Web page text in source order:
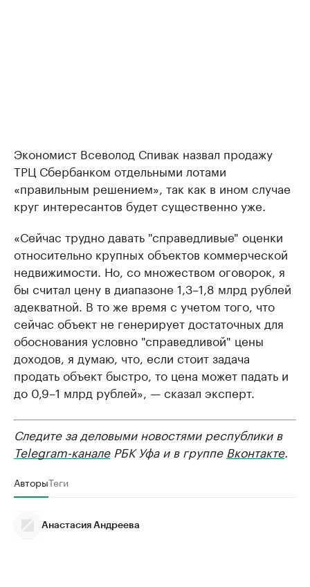
Экономист Всеволод Спивак назвал продажу
ТРЦ Сбербанком отдельными лотами
«правильным решением», так как в ином случае
круг интересантов будет существенно уже.
«Сейчас трудно давать "справедливые" оценки
относительно крупных объектов коммерческой
недвижимости. Но, со множеством оговорок, я
бы считал цену в диапазоне 1,3–1,8 млрд рублей
адекватной. В то же время с учетом того, что
сейчас объект не генерирует достаточных для
обоснования условно "справедливой" цены
доходов, я думаю, что, если стоит задача
продать объект быстро, то цена может падать и
до 0,9–1 млрд рублей», — сказал эксперт.
Следите за деловыми новостями республики в
Telegram-каналеРБК Уфа и в группе Вконтакте.
АвторыТеги
Анастасия Андреева